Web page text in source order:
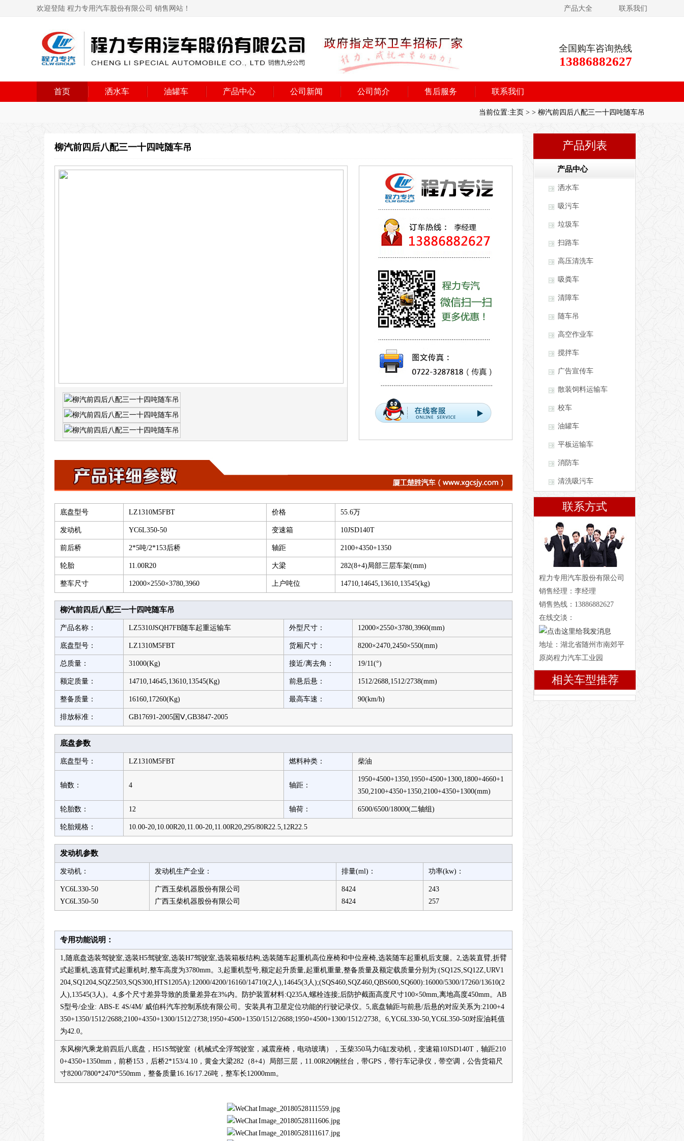
产品大全 联系我们
欢迎登陆 程力专用汽车股份有限公司 销售网站！
全国购车咨询热线
13886882627
首页 洒水车 油罐车 产品中心 公司新闻 公司简介 售后服务 联系我们
当前位置:主页 > > 柳汽前四后八配三一十四吨随车吊
产品列表
产品中心
洒水车
吸污车
垃圾车
扫路车
高压清洗车
吸粪车
清障车
随车吊
高空作业车
搅拌车
广告宣传车
散装饲料运输车
校车
油罐车
平板运输车
消防车
清洗吸污车
联系方式
程力专用汽车股份有限公司
销售经理：李经理
销售热线：13886882627
在线交淡：
地址：湖北省随州市南郊平
原岗程力汽车工业园
相关车型推荐
柳汽前四后八配三一十四吨随车吊
底盘型号 LZ1310M5FBT 价格 55.6万
发动机 YC6L350-50 变速箱 10JSD140T
前后桥 2*5吨/2*153后桥 轴距 2100+4350+1350
轮胎 11.00R20 大梁 282(8+4)局部三层车架(mm)
整车尺寸 12000×2550×3780,3960 上户吨位 14710,14645,13610,13545(kg)
柳汽前四后八配三一十四吨随车吊
产品名称： LZ5310JSQH7FB随车起重运输车 外型尺寸： 12000×2550×3780,3960(mm)
底盘型号： LZ1310M5FBT 货厢尺寸： 8200×2470,2450×550(mm)
总质量： 31000(Kg) 接近/离去角： 19/11(°)
额定质量： 14710,14645,13610,13545(Kg) 前悬后悬： 1512/2688,1512/2738(mm)
整备质量： 16160,17260(Kg) 最高车速： 90(km/h)
排放标准： GB17691-2005国Ⅴ,GB3847-2005
底盘参数
底盘型号： LZ1310M5FBT 燃料种类： 柴油
轴数： 4 轴距：
1950+4500+1350,1950+4500+1300,1800+4660+1
350,2100+4350+1350,2100+4350+1300(mm)
轮胎数： 12 轴荷： 6500/6500/18000(二轴组)
轮胎规格： 10.00-20,10.00R20,11.00-20,11.00R20,295/80R22.5,12R22.5
发动机参数
发动机： 发动机生产企业： 排量(ml)： 功率(kw)：
YC6L330-50
YC6L350-50
广西玉柴机器股份有限公司
广西玉柴机器股份有限公司
8424
8424
243
257
专用功能说明：
1,随底盘选装驾驶室,选装H5驾驶室,选装H7驾驶室,选装箱板结构,选装随车起重机高位座椅和中位座椅,选装随车起重机后支腿。2,选装直臂,折臂
式起重机,选直臂式起重机时,整车高度为3780mm。3,起重机型号,额定起升质量,起重机重量,整备质量及额定载质量分别为:(SQ12S,SQ12Z,URV1
204,SQ1204,SQZ2503,SQS300,HTS1205A):12000/4200/16160/14710(2人),14645(3人);(SQS460,SQZ460,QBS600,SQ600):16000/5300/17260/13610(2
人),13545(3人)。4,多个尺寸差异导致的质量差异在3%内。防护装置材料:Q235A,螺栓连接;后防护截面高度尺寸100×50mm,离地高度450mm。AB
S型号/企业: ABS-E 4S/4M/ 威伯科汽车控制系统有限公司。安装具有卫星定位功能的行驶记录仪。5,底盘轴距与前悬/后悬的对应关系为:2100+4
350+1350/1512/2688;2100+4350+1300/1512/2738;1950+4500+1350/1512/2688;1950+4500+1300/1512/2738。6,YC6L330-50,YC6L350-50对应油耗值
为42.0。
东风柳汽乘龙前四后八底盘，H51S驾驶室（机械式全浮驾驶室，减震座椅，电动玻璃），玉柴350马力6缸发动机，变速箱10JSD140T，轴距210
0+4350+1350mm，前桥153，后桥2*153/4.10，黄金大梁282（8+4）局部三层，11.00R20钢丝台，带GPS，带行车记录仪，带空调，公告货箱尺
寸8200/7800*2470*550mm，整备质量16.16/17.26吨，整车长12000mm。